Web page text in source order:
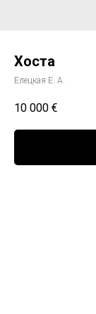
Хоста
Елецкая Е. А.
10 000 €